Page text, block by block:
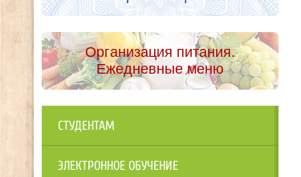
Организация питания.
Ежедневные меню
СТУДЕНТАМ
ЭЛЕКТРОННОЕ ОБУЧЕНИЕ